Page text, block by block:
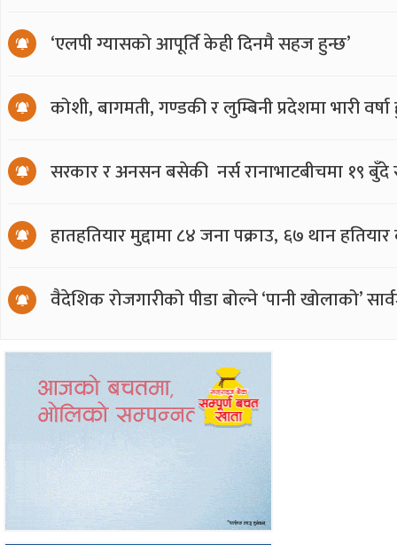
‘एलपी ग्यासको आपूर्ति केही दिनमै सहज हुन्छ’
कोशी, बागमती, गण्डकी र लुम्बिनी प्रदेशमा भारी
सरकार र अनसन बसेकी नर्स रानाभाटबीचमा १९
हातहतियार मुद्दामा ८४ जना पक्राउ, ६७ थान
वैदेशिक रोजगारीको पीडा बोल्ने ‘पानी खोलाको’